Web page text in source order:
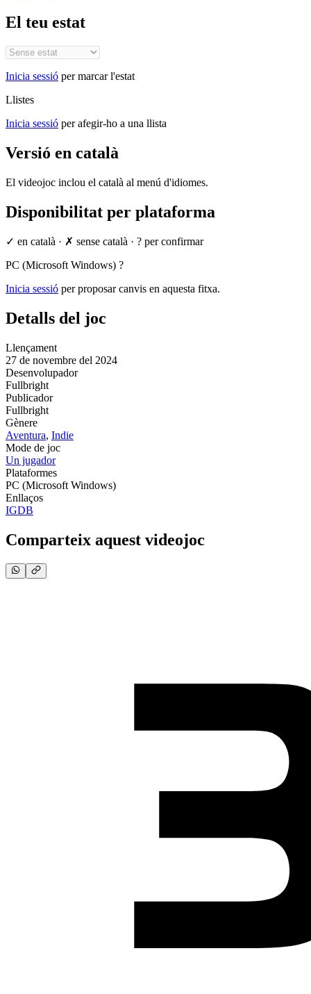
El teu estat
Inicia sessió per marcar l'estat
Llistes
Inicia sessió per afegir-ho a una llista
Versió en català
El videojoc inclou el català al menú d'idiomes.
Disponibilitat per plataforma
✓ en català · ✗ sense català · ? per confirmar
PC (Microsoft Windows) ?
Inicia sessió per proposar canvis en aquesta fitxa.
Detalls del joc
Llençament
27 de novembre del 2024
Desenvolupador
Fullbright
Publicador
Fullbright
Gènere
Aventura, Indie
Mode de joc
Un jugador
Plataformes
PC (Microsoft Windows)
Enllaços
IGDB
Comparteix aquest videojoc